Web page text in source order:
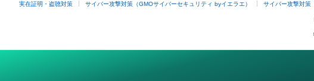
実在証明・盗聴対策 サイバー攻撃対策（GMOサイバーセキュリティ byイエラエ） サイバー攻撃対策